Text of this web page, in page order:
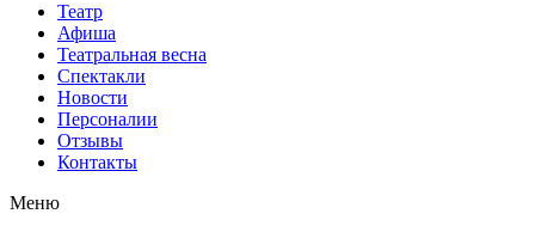
Театр
Афиша
Театральная весна
Спектакли
Новости
Персоналии
Отзывы
Контакты
Меню